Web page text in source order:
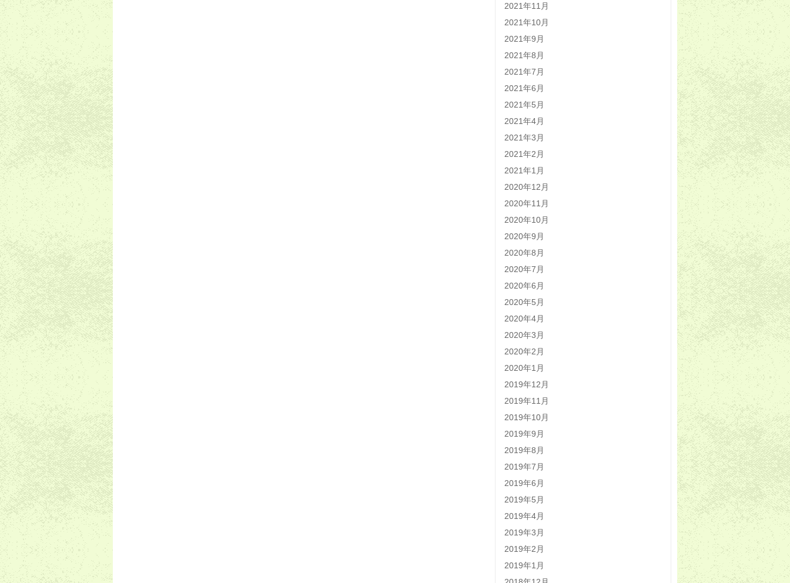
2021年11月
2021年10月
2021年9月
2021年8月
2021年7月
2021年6月
2021年5月
2021年4月
2021年3月
2021年2月
2021年1月
2020年12月
2020年11月
2020年10月
2020年9月
2020年8月
2020年7月
2020年6月
2020年5月
2020年4月
2020年3月
2020年2月
2020年1月
2019年12月
2019年11月
2019年10月
2019年9月
2019年8月
2019年7月
2019年6月
2019年5月
2019年4月
2019年3月
2019年2月
2019年1月